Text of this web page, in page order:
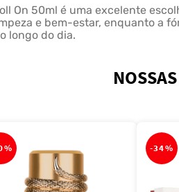
On 50ml é uma excelente
e bem-estar, enquanto a
longo do dia.
-34%